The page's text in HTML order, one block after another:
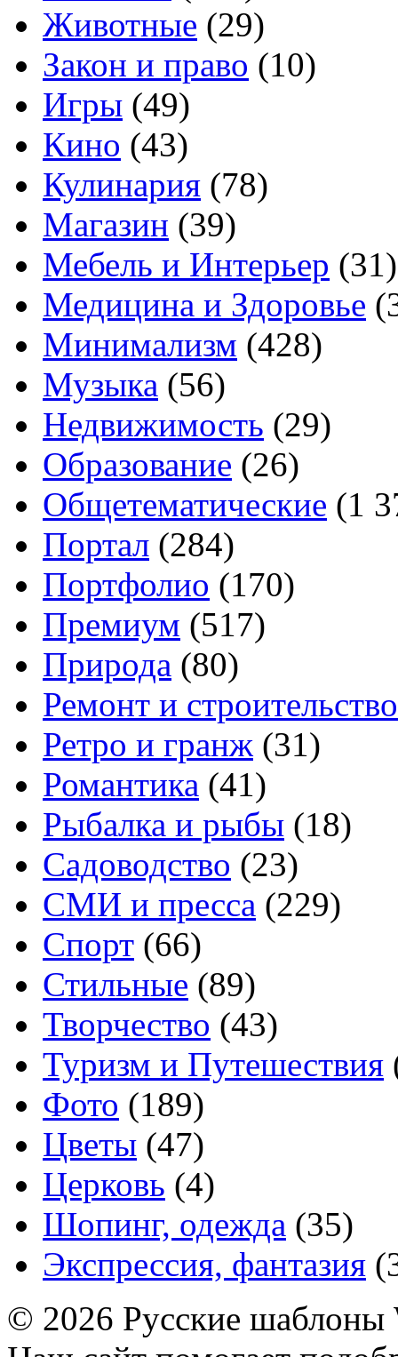
Животные (29)
Закон и право (10)
Игры (49)
Кино (43)
Кулинария (78)
Магазин (39)
Мебель и Интерьер (31)
Медицина и Здоровье
Минимализм (428)
Музыка (56)
Недвижимость (29)
Образование (26)
Общетематические (1
Портал (284)
Портфолио (170)
Премиум (517)
Природа (80)
Ремонт и строительство
Ретро и гранж (31)
Романтика (41)
Рыбалка и рыбы (18)
Садоводство (23)
СМИ и пресса (229)
Спорт (66)
Стильные (89)
Творчество (43)
Туризм и Путешествия
Фото (189)
Цветы (47)
Церковь (4)
Шопинг, одежда (35)
Экспрессия, фантазия
© 2026 Русские шаблоны